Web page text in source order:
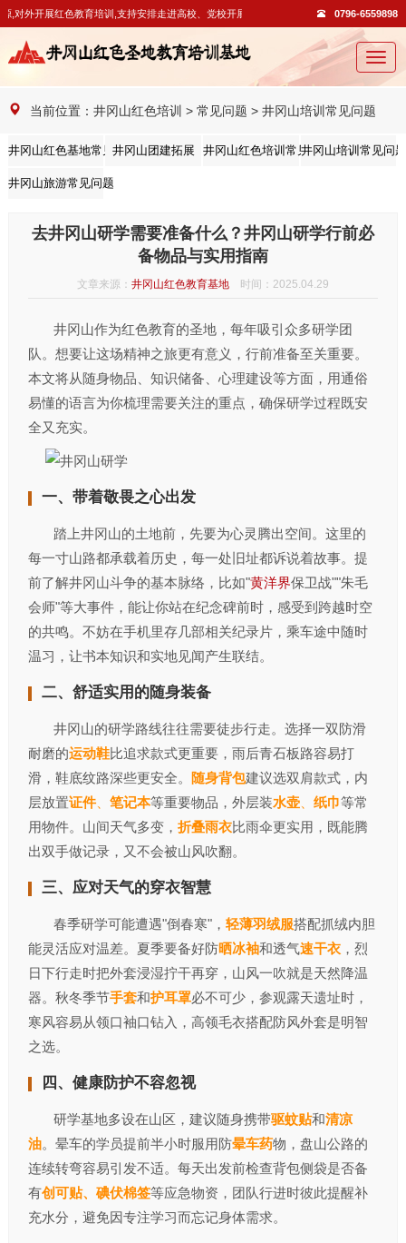
外开展红色教育培训,支持安排走进高校、党校开展教学活动。 0796-6559898
切
换
当前位置： 井冈山红色培训 > 常见问题 > 井冈山培训常见问题
井冈山红色基地常见问题井冈山团建拓展 井冈山红色培训常见问题井冈山培训常见问题
井冈山旅游常见问题
去井冈山研学需要准备什么？井冈山研学行前必
备物品与实用指南
文章来源： 井冈山红色教育基地 时间：2025.04.29
井冈山作为红色教育的圣地，每年吸引众多研学团
队。想要让这场精神之旅更有意义，行前准备至关重要。
本文将从随身物品、知识储备、心理建设等方面，用通俗
易懂的语言为你梳理需要关注的重点，确保研学过程既安
全又充实。
一、带着敬畏之心出发‌
踏上井冈山的土地前，先要为心灵腾出空间。这里的
每一寸山路都承载着历史，每一处旧址都诉说着故事。提
前了解井冈山斗争的基本脉络，比如"黄洋界保卫战""朱毛
会师"等大事件，能让你站在纪念碑前时，感受到跨越时空
的共鸣。不妨在手机里存几部相关纪录片，乘车途中随时
温习，让书本知识和实地见闻产生联结。
二、舒适实用的随身装备‌
井冈山的研学路线往往需要徒步行走。选择一双防滑
耐磨的运动鞋比追求款式更重要，雨后青石板路容易打
滑，鞋底纹路深些更安全。
随身背包建议选双肩款式，内
层放置证件、 笔记本等重要物品，外层装水壶、 纸巾等常
用物件。山间天气多变， 折叠雨衣比雨伞更实用，既能腾
出双手做记录，又不会被山风吹翻。
三、应对天气的穿衣智慧‌
春季研学可能遭遇"倒春寒"， 轻薄羽绒服搭配抓绒内胆
能灵活应对温差。夏季要备好防晒冰袖和透气速干衣，烈
日下行走时把外套浸湿拧干再穿，山风一吹就是天然降温
器。秋冬季节手套和护耳罩必不可少，参观露天遗址时，
寒风容易从领口袖口钻入，高领毛衣搭配防风外套是明智
之选。
四、健康防护不容忽视‌
研学基地多设在山区，建议随身携带驱蚊贴和清凉
油。晕车的学员提前半小时服用防晕车药物，盘山公路的
连续转弯容易引发不适。每天出发前检查背包侧袋是否备
有创可贴、碘伏棉签等应急物资，团队行进时彼此提醒补
充水分，避免因专注学习而忘记身体需求。